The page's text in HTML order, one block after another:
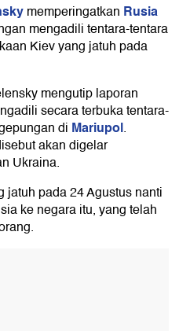
memperingatkan Rusia
mengadili tentara-tentara
Kiev yang jatuh pada
mengutip laporan
secara terbuka tentara-
di Mariupol.
akan digelar
Ukraina.
pada 24 Agustus nanti
ke negara itu, yang telah